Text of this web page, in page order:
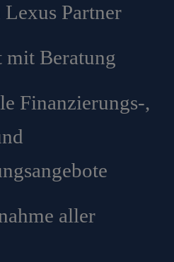
Partner
mit Beratung
Finanzierungs-,
aller